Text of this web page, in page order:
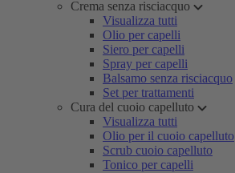
Crema senza risciacquo
Visualizza tutti
Olio per capelli
Siero per capelli
Spray per capelli
Balsamo senza risciacquo
Set per trattamenti
Cura del cuoio capelluto
Visualizza tutti
Olio per il cuoio capelluto
Scrub cuoio capelluto
Tonico per capelli